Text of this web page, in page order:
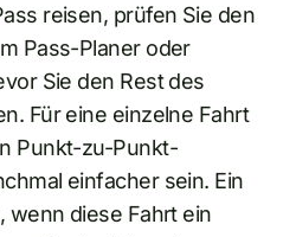
reisen, prüfen Sie den
Pass-Planer oder
Sie den Rest des
Für eine einzelne Fahrt
Punkt-zu-Punkt-
einfacher sein. Ein
wenn diese Fahrt ein